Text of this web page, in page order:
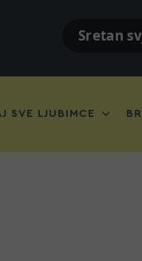
Sretan
SVE LJUBIMCE